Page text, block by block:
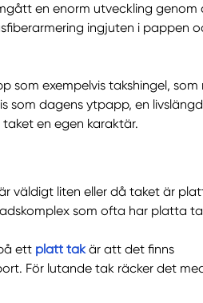
en enorm utveckling genom
ingjuten i pappen
som exempelvis takshingel, som
som dagens ytpapp, en
en egen karaktär.
väldigt liten eller då taket är
som ofta har platta
ett platt takär att det finns
För lutande tak räcker det